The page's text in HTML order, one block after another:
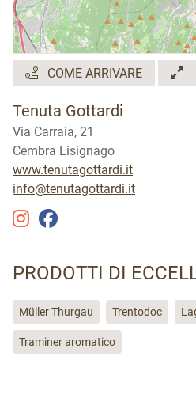
COME ARRIVARE
Tenuta Gottardi
Via Carraia, 21
Cembra Lisignago
www.tenutagottardi.it
info@tenutagottardi.it
PRODOTTI DI
Müller Thurgau Trentodoc
Traminer aromatico